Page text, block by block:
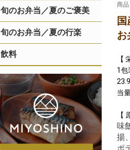
旬のお弁当／夏のご褒美
旬のお弁当／夏の行楽
飲料
商
お
【
1包
当
【
味
揚
ポ